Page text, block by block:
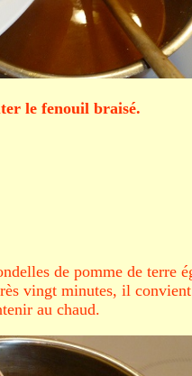
braisé.
de pomme de terre
vingt minutes, il
au chaud.